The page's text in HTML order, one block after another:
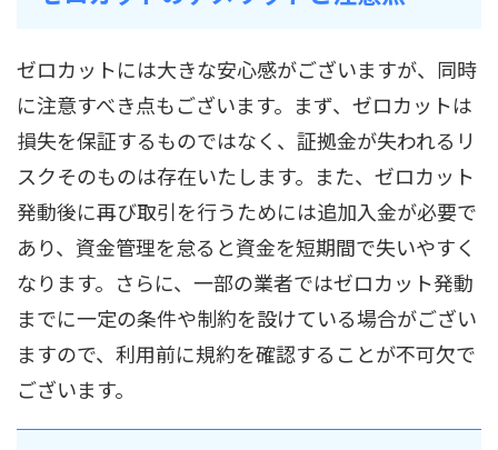
ゼロカットには大きな安心感がございますが、同時
に注意すべき点もございます。まず、ゼロカットは
損失を保証するものではなく、証拠金が失われるリ
スクそのものは存在いたします。また、ゼロカット
発動後に再び取引を行うためには追加入金が必要で
あり、資金管理を怠ると資金を短期間で失いやすく
なります。さらに、一部の業者ではゼロカット発動
までに一定の条件や制約を設けている場合がござい
ますので、利用前に規約を確認することが不可欠で
ございます。